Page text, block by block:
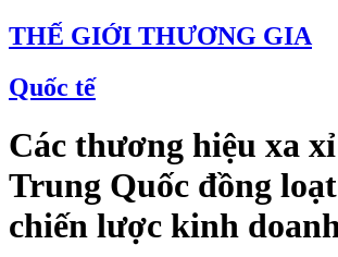
THẾ GIỚI THƯƠNG GIA
Quốc tế
Các thương hiệu xa
Trung Quốc đồng
chiến lược kinh